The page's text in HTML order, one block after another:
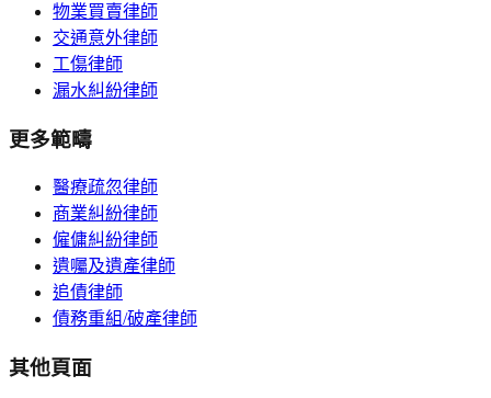
物業買賣律師
交通意外律師
工傷律師
漏水糾紛律師
更多範疇
醫療疏忽律師
商業糾紛律師
僱傭糾紛律師
遺囑及遺產律師
追債律師
債務重組/破產律師
其他頁面